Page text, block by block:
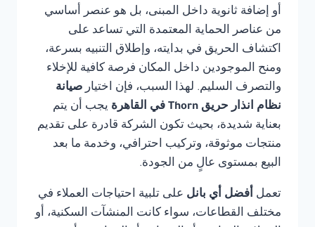
أو إضافة ثانوية داخل المبنى، بل هو عنصر أساسي
من عناصر الحماية المعتمدة التي تساعد على
اكتشاف الحريق في بدايته، وإطلاق التنبيه بسرعة،
ومنح الموجودين داخل المكان فرصة كافية للإخلاء
والتصرف السليم. لهذا السبب، فإن اختيار صيانة
نظام انذار حريق Thorn في القاهرة
يجب أن يتم
بعناية شديدة، بحيث تكون الشركة قادرة على تقديم
منتجات موثوقة، وتركيب احترافي، وخدمة ما بعد
البيع بمستوى عالٍ من الجودة.
تعمل أفضل أي بانل على تلبية احتياجات العملاء في
مختلف القطاعات، سواء كانت المنشآت السكنية، أو